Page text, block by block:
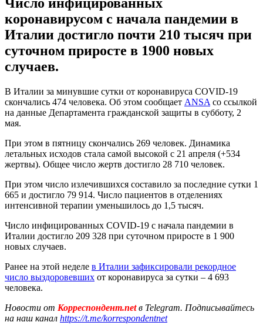
коронавирусом с начала пандемии в
Италии достигло почти 210 тысяч при
суточном приросте в 1900 новых
случаев.
В Италии за минувшие сутки от коронавируса COVID-19
скончались 474 человека. Об этом сообщает ANSA со ссылкой
на данные Департамента гражданской защиты в субботу, 2
мая.
При этом в пятницу скончались 269 человек. Динамика
летальных исходов стала самой высокой с 21 апреля (+534
жертвы). Общее число жертв достигло 28 710 человек.
При этом число излечившихся составило за последние сутки 1
665 и достигло 79 914. Число пациентов в отделениях
интенсивной терапии уменьшилось до 1,5 тысяч.
Число инфицированных COVID-19 с начала пандемии в
Италии достигло 209 328 при суточном приросте в 1 900
новых случаев.
Ранее на этой неделе в Италии зафиксировали рекордное
число выздоровевших от коронавируса за сутки – 4 693
человека.
Новости от Корреспондент.netв Telegram. Подписывайтесь
на наш канал https://t.me/korrespondentnet